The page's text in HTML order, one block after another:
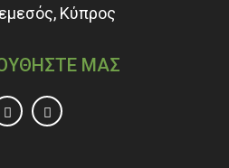
Κύπρος
ΜΑΣ